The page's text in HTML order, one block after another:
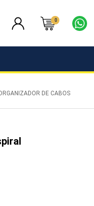
0
DE CABOS